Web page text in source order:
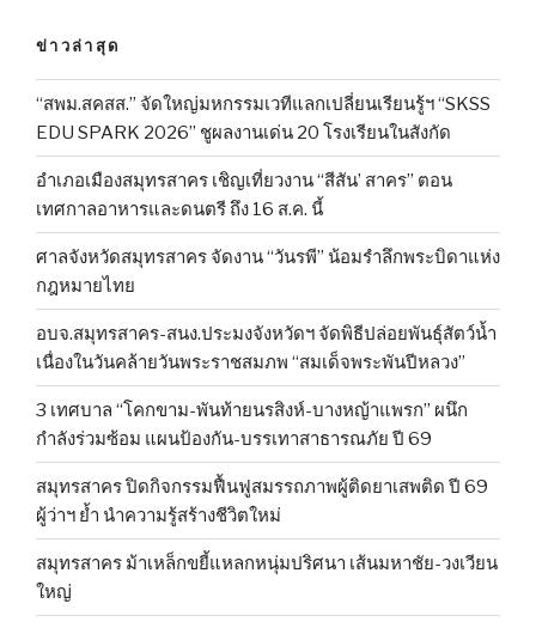
ข่าวล่าสุด
“สพม.สคสส.” จัดใหญ่มหกรรมเวทีแลกเปลี่ยนเรียนรู้ฯ “SKSS
EDU SPARK 2026” ชูผลงานเด่น 20 โรงเรียนในสังกัด
อำเภอเมืองสมุทรสาคร เชิญเที่ยวงาน “สีสัน’ สาคร” ตอน
เทศกาลอาหารและดนตรี ถึง 16 ส.ค. นี้
ศาลจังหวัดสมุทรสาคร จัดงาน “วันรพี” น้อมรำลึกพระบิดาแห่ง
กฎหมายไทย
อบจ.สมุทรสาคร-สนง.ประมงจังหวัดฯ จัดพิธีปล่อยพันธุ์สัตว์น้ำ
เนื่องในวันคล้ายวันพระราชสมภพ “สมเด็จพระพันปีหลวง”
3 เทศบาล “โคกขาม-พันท้ายนรสิงห์-บางหญ้าแพรก” ผนึก
กำลังร่วมซ้อม แผนป้องกัน-บรรเทาสาธารณภัย ปี 69
สมุทรสาคร ปิดกิจกรรมฟื้นฟูสมรรถภาพผู้ติดยาเสพติด ปี 69
ผู้ว่าฯ ย้ำ นำความรู้สร้างชีวิตใหม่
สมุทรสาคร ม้าเหล็กขยี้แหลกหนุ่มปริศนา เส้นมหาชัย-วงเวียน
ใหญ่